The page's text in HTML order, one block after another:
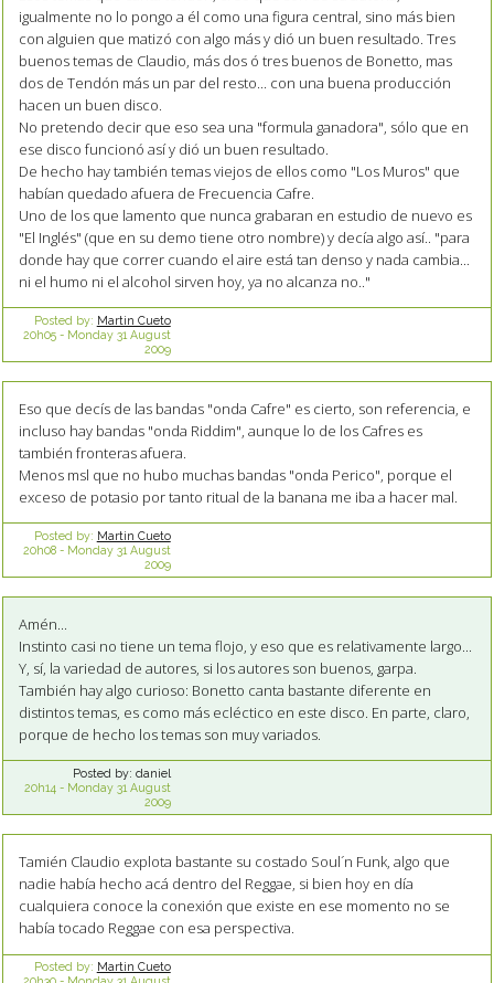
igualmente no lo pongo a él como una figura central, sino más bien
con alguien que matizó con algo más y dió un buen resultado. Tres
buenos temas de Claudio, más dos ó tres buenos de Bonetto, mas
dos de Tendón más un par del resto... con una buena producción
hacen un buen disco.
No pretendo decir que eso sea una "formula ganadora", sólo que en
ese disco funcionó así y dió un buen resultado.
De hecho hay también temas viejos de ellos como "Los Muros" que
habían quedado afuera de Frecuencia Cafre.
Uno de los que lamento que nunca grabaran en estudio de nuevo es
"El Inglés" (que en su demo tiene otro nombre) y decía algo así.. "para
donde hay que correr cuando el aire está tan denso y nada cambia...
ni el humo ni el alcohol sirven hoy, ya no alcanza no.."
Posted by: Martin Cueto
20h05- Monday 31 August
2009
Eso que decís de las bandas "onda Cafre" es cierto, son referencia, e
incluso hay bandas "onda Riddim", aunque lo de los Cafres es
también fronteras afuera.
Menos msl que no hubo muchas bandas "onda Perico", porque el
exceso de potasio por tanto ritual de la banana me iba a hacer mal.
Posted by: Martin Cueto
20h08- Monday 31 August
2009
Amén...
Instinto casi no tiene un tema flojo, y eso que es relativamente largo...
Y, sí, la variedad de autores, si los autores son buenos, garpa.
También hay algo curioso: Bonetto canta bastante diferente en
distintos temas, es como más ecléctico en este disco. En parte, claro,
porque de hecho los temas son muy variados.
Posted by: daniel
20h14 - Monday 31 August
2009
Tamién Claudio explota bastante su costado Soul´n Funk, algo que
nadie había hecho acá dentro del Reggae, si bien hoy en día
cualquiera conoce la conexión que existe en ese momento no se
había tocado Reggae con esa perspectiva.
Posted by: Martin Cueto